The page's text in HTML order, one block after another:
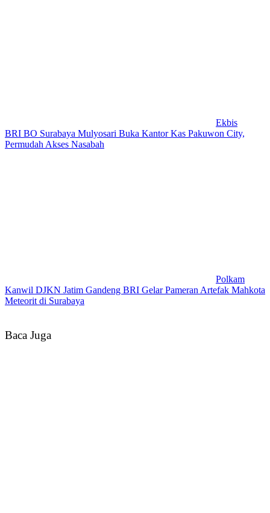
Ekbis
BRI BO Surabaya Mulyosari Buka Kantor Kas Pakuwon City,
Permudah Akses Nasabah
Polkam
Kanwil DJKN Jatim Gandeng BRI Gelar Pameran Artefak Mahkota
Meteorit di Surabaya
Baca Juga